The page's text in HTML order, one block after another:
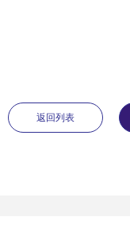
返回列表